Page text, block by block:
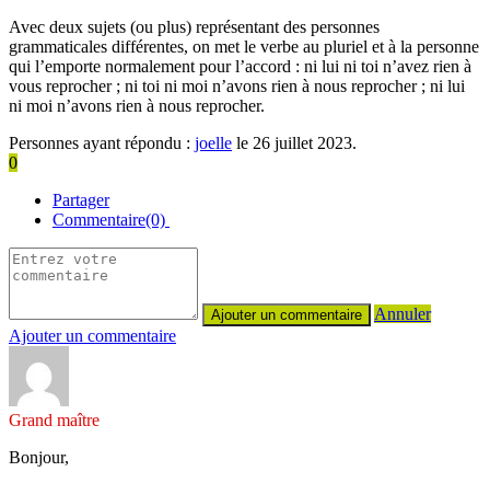
Avec deux sujets (ou plus) représentant des personnes
grammaticales différentes, on met le verbe au pluriel et à la personne
qui l’emporte normalement pour l’accord : ni lui ni toi n’avez rien à
vous reprocher ; ni toi ni moi n’avons rien à nous reprocher ; ni lui
ni moi n’avons rien à nous reprocher.
Personnes ayant répondu : joelle le 26 juillet 2023.
0
Partager
Commentaire(0)
Annuler
Ajouter un commentaire
Grand maître
Bonjour,